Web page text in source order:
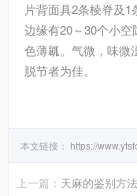
片背面具2条棱脊及1
边缘有20～30个小
色薄瓤。气微，味微
脱节者为佳。
本文链接： https://
上一篇： 天麻的鉴别方法